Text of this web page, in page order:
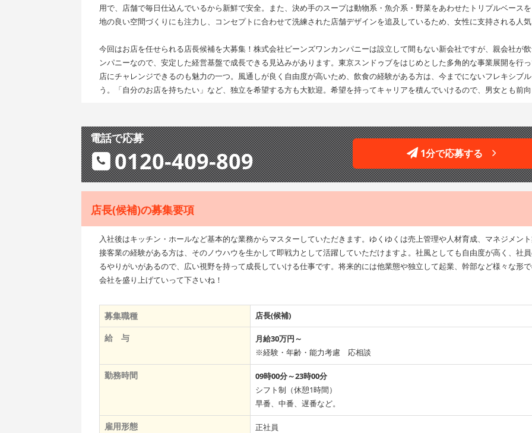
用で、店舗で毎日仕込んでいるから新鮮で安全。また、決め手のスープは動物系・魚介系・野菜をあわせたトリプルベース
地の良い空間づくりにも注力し、コンセプトに合わせて洗練された店舗デザインを追及しているため、女性に支持される人
今回はお店を任せられる店長候補を大募集！株式会社ビーンズワンカンパニーは設立して間もない新会社ですが、親会社が
ンパニーなので、安定した経営基盤で成長できる見込みがあります。東京スンドゥブをはじめとした多角的な事業展開を行
店にチャレンジできるのも魅力の一つ。風通しが良く自由度が高いため、飲食の経験がある方は、今までにないフレキシブ
う。「自分のお店を持ちたい」など、独立を希望する方も大歓迎。希望を持ってキャリアを積んでいけるので、男女とも前
電話で応募
0120-409-809 1分で応募する
店長(候補)の募集要項
入社後はキッチン・ホールなど基本的な業務からマスターしていただきます。ゆくゆくは売上管理や人材育成、マネジメン
接客業の経験がある方は、そのノウハウを生かして即戦力として活躍していただけますよ。社風としても自由度が高く、社
るやりがいがあるので、広い視野を持って成長していける仕事です。将来的には他業態や独立して起業、幹部など様々な形
会社を盛り上げていって下さいね！
募集職種 店長(候補)
給 与
月給30万円～
※経験・年齢・能力考慮 応相談
勤務時間
09時00分～23時00分
シフト制（休憩1時間）
早番、中番、遅番など。
雇用形態 正社員